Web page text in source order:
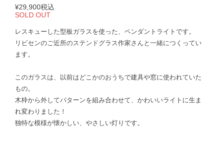
¥29,900税込
SOLD OUT
レスキューした型板ガラスを使った、ペンダントライトです。
リビセンのご近所のステンドグラス作家さんと一緒につくってい
ます。
このガラスは、以前はどこかのおうちで建具や窓に使われていた
もの。
木枠から外してパターンを組み合わせて、かわいいライトに生ま
れ変わりました！
独特な模様が懐かしい、やさしい灯りです。